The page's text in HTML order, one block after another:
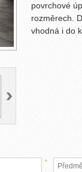
povrchové
rozměrech.
vhodná i do
*